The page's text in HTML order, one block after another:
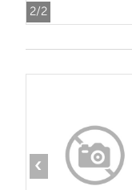
2/2
‹